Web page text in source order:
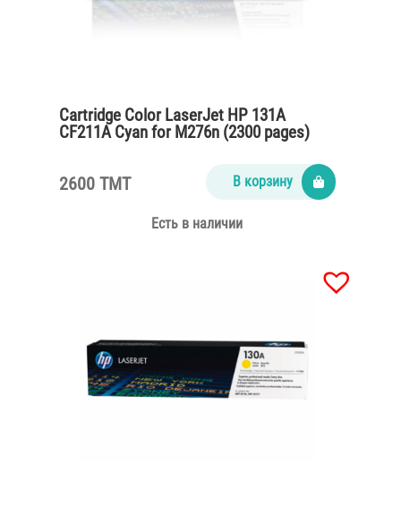
Cartridge Color LaserJet HP 131A
CF211A Cyan for M276n (2300 pages)
2600 TMT В корзину
Есть в наличии